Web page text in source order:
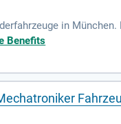
in München.
Aufgaben in
Urlaubstagen sowie
Nutze
Zukunft.
Benefits